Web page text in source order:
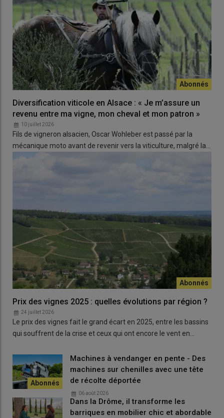
Diversification viticole en Alsace : « Je m’assure un
revenu entre ma vigne, mon cheval et mon patron »
10 juillet 2026
Fils de vigneron alsacien, Oscar Wohleber est passé par la
mécanique moto avant de revenir vers la viticulture, malgré la…
Prix des vignes 2025 : quelles évolutions par région ?
24 juillet 2026
Le prix des vignes fait le grand écart en 2025, entre les bassins
qui souffrent de la crise et ceux qui ont encore le vent en…
Machines à vendanger en pente - Des
machines sur chenilles avec une tête
de récolte déportée
06 août 2026
Dans la Drôme, il transforme les
barriques en mobilier chic et abordable